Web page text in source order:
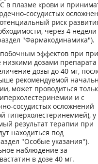
в плазме крови и
сосудистых
риск
через 4 недели
"Фармакодинамика").
эффектов при
дозами препарата
дозы до 40 мг,
рекомендуемой
может проводиться
и с
сосудистых осложнений
гиперхолестеринемией), у
результат терапии при
находиться под
"Особые указания").
наблюдение за
в дозе 40 мг.